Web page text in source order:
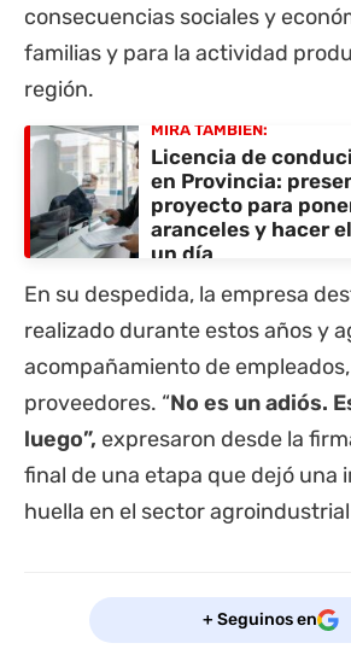
consecuencias sociales y
familias y para la actividad
región.
MIRÁ TAMBIÉN:
Licencia de
en Provincia:
proyecto para
aranceles y hacer
un día
En su despedida, la empresa
realizado durante estos años y
acompañamiento de
proveedores. “No es un adiós.
luego”, expresaron desde la
final de una etapa que dejó una
huella en el sector
+ Seguinos en